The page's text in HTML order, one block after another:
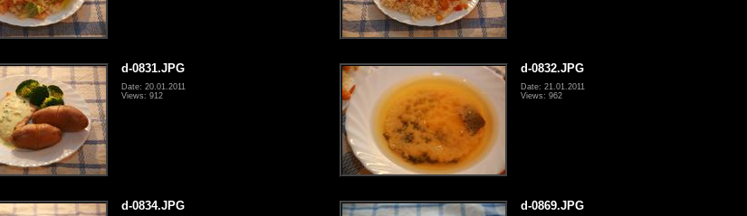
d-0831.JPG
Date: 20.01.2011
Views: 912
d-0832.JPG
Date: 21.01.2011
Views: 962
d-0834.JPG d-0869.JPG